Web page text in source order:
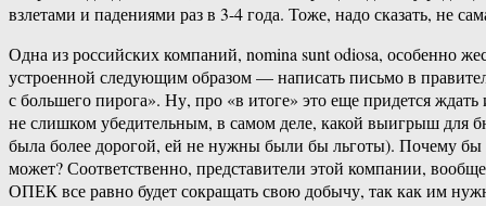
взлетами и падениями раз в 3-4 года. Тоже, надо сказать, не
Одна из российских компаний, nomina sunt odiosa, особенно
устроенной следующим образом — написать письмо в
с большего пирога». Ну, про «в итоге» это еще придется
не слишком убедительным, в самом деле, какой выигрыш для
была более дорогой, ей не нужны были бы льготы). Почему бы
может? Соответственно, представители этой компании,
ОПЕК все равно будет сокращать свою добычу, так как им